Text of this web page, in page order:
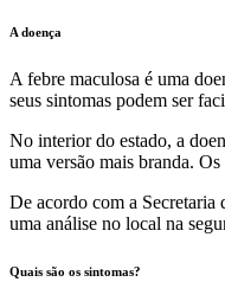
A doença
A febre maculosa é uma
seus sintomas podem ser
No interior do estado, a
uma versão mais branda.
De acordo com a Secretaria
uma análise no local na
Quais são os sintomas?